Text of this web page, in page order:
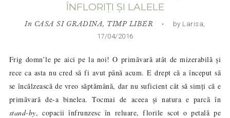
ÎNFLORIȚI ȘI LALELE
In CASA SI GRADINA, TIMP LIBER • by Larisa,
17/04/2016
Frig domn’le pe aici pe la noi! O primăvară atât de mizerabilă și
rece ca asta nu cred să fi avut până acum. E drept că a început să
se încălzească de vreo săptămână, dar nu suficient cât să simți că e
primăvară de-a binelea. Tocmai de aceea și natura e parcă în
stand-by, copacii înfrunzesc în reluare, florile scot o petală pe